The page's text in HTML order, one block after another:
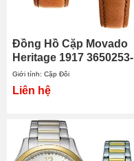
Đồng Hồ Cặp Movado
Heritage 1917 3650253-
3650246
Giới tính: Cặp Đôi
Liên hệ